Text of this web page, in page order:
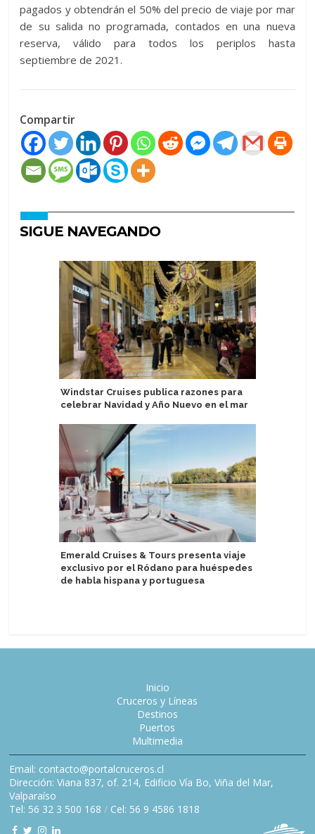
pagados y obtendrán el 50% del precio de viaje por mar
de su salida no programada, contados en una nueva
reserva, válido para todos los periplos hasta
septiembre de 2021.
Compartir
SIGUE NAVEGANDO
Windstar Cruises publica razones para
celebrar Navidad y Año Nuevo en el mar
Emerald Cruises & Tours presenta viaje
exclusivo por el Ródano para huéspedes
de habla hispana y portuguesa
Inicio
Cruceros y Líneas
Destinos
Puertos
Multimedia
Email: contacto@portalcruceros.cl
Dirección: Viana 837, of. 214, Edificio Vía Bo, Viña del Mar,
Valparaíso
Tel: 56 32 3 500 168 / Cel: 56 9 4586 1818